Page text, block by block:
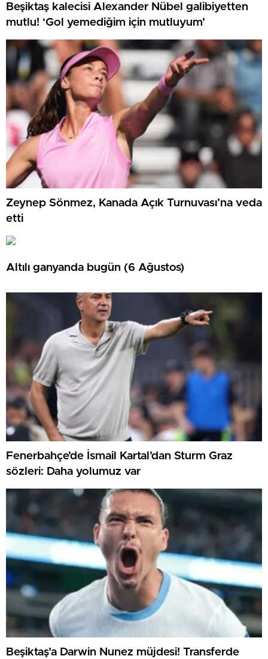
Beşiktaş kalecisi Alexander Nübel galibiyetten
mutlu! ‘Gol yemediğim için mutluyum’
Zeynep Sönmez, Kanada Açık Turnuvası’na veda
etti
Altılı ganyanda bugün (6 Ağustos)
Fenerbahçe’de İsmail Kartal’dan Sturm Graz
sözleri: Daha yolumuz var
Beşiktaş’a Darwin Nunez müjdesi! Transferde